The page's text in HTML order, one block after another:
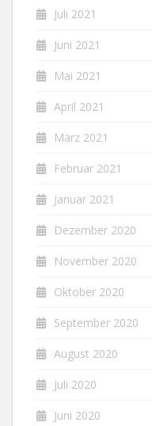
Juli 2021
Juni 2021
Mai 2021
April 2021
März 2021
Februar 2021
Januar 2021
Dezember 2020
November 2020
Oktober 2020
September 2020
August 2020
Juli 2020
Juni 2020